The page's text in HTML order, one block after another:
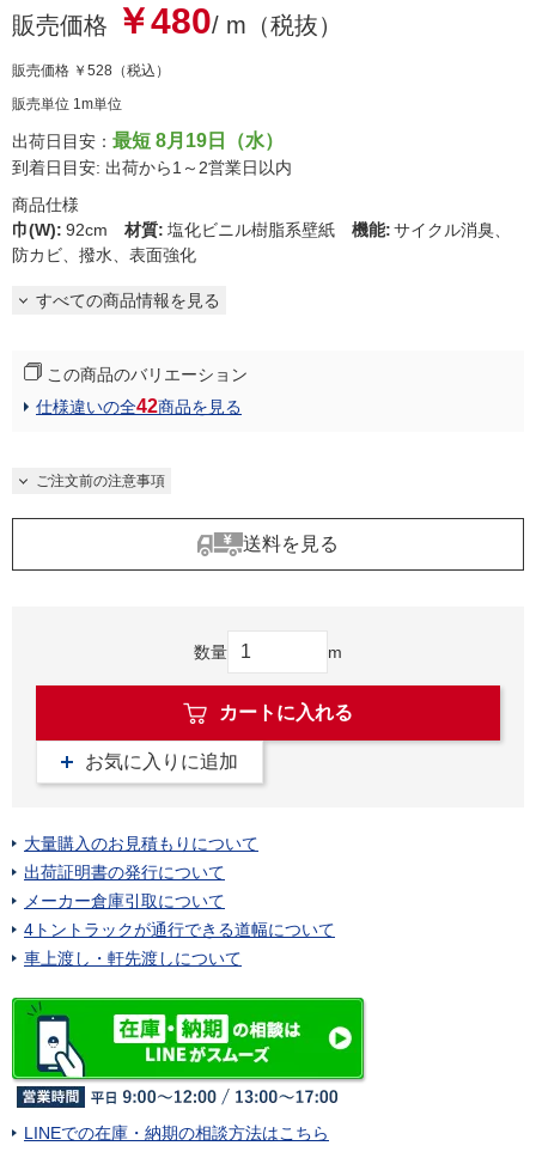
販売価格 ￥480/ m（税抜）
販売価格 ￥528 （税込）
販売単位 1m単位
出荷日目安： 最短 8月19日（水）
到着日目安: 出荷から1～2営業日以内
商品仕様
巾(W): 92cm 材質: 塩化ビニル樹脂系壁紙 機能: サイクル消臭、
防カビ、撥水、表面強化
すべての商品情報を見る
この商品のバリエーション
仕様違いの全42商品を見る
ご注文前の注意事項
送料を見る
数量 m
カートに入れる
お気に入りに追加
大量購入のお見積もりについて
出荷証明書の発行について
メーカー倉庫引取について
4トントラックが通行できる道幅について
車上渡し・軒先渡しについて
LINEでの在庫・納期の相談方法はこちら